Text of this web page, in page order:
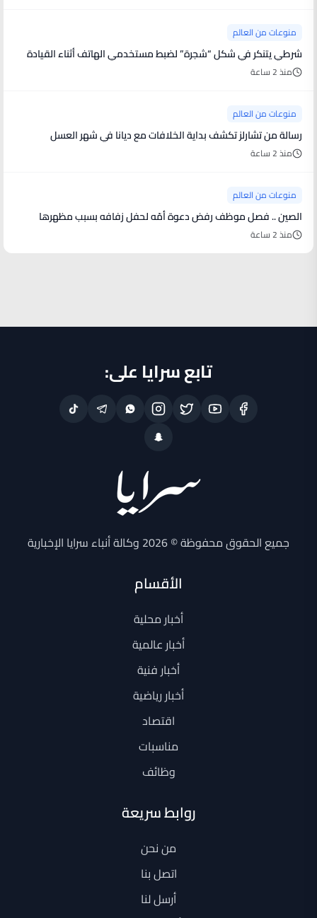
منوعات من العالم
شرطي يتنكر في شكل “شجرة” لضبط مستخدمي الهاتف أثناء القيادة
منذ 2 ساعة
منوعات من العالم
رسالة من تشارلز تكشف بداية الخلافات مع ديانا في شهر العسل
منذ 2 ساعة
منوعات من العالم
الصين .. فصل موظف رفض دعوة أمّه لحفل زفافه بسبب مظهرها
منذ 2 ساعة
تابع سرايا على:
جميع الحقوق محفوظة © 2026 وكالة أنباء سرايا الإخبارية
الأقسام
أخبار محلية
أخبار عالمية
أخبار فنية
أخبار رياضية
اقتصاد
مناسبات
وظائف
روابط سريعة
من نحن
اتصل بنا
أرسل لنا